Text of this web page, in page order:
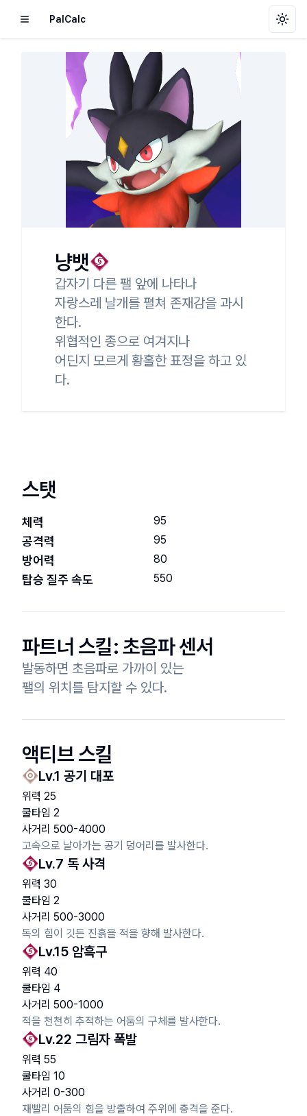
PalCalc
냥뱃
갑자기 다른 팰 앞에 나타나
자랑스레 날개를 펼쳐 존재감을 과시
한다.
위협적인 종으로 여겨지나
어딘지 모르게 황홀한 표정을 하고 있
다.
스탯
체력 95
공격력 95
방어력 80
탑승 질주 속도 550
파트너 스킬:초음파 센서
발동하면 초음파로 가까이 있는
팰의 위치를 탐지할 수 있다.
액티브 스킬
Lv.1 공기 대포
위력 25
쿨타임 2
사거리 500-4000
고속으로 날아가는 공기 덩어리를 발사한다.
Lv.7 독 사격
위력 30
쿨타임 2
사거리 500-3000
독의 힘이 깃든 진흙을 적을 향해 발사한다.
Lv.15 암흑구
위력 40
쿨타임 4
사거리 500-1000
적을 천천히 추적하는 어둠의 구체를 발사한다.
Lv.22 그림자 폭발
위력 55
쿨타임 10
사거리 0-300
재빨리 어둠의 힘을 방출하여 주위에 충격을 준다.